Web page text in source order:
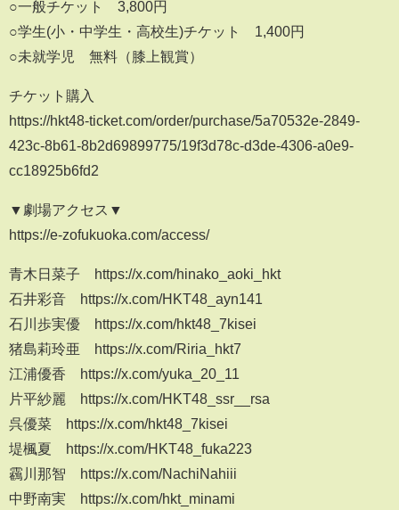
○一般チケット 3,800円
○学生(小・中学生・高校生)チケット 1,400円
○未就学児 無料（膝上観賞）
チケット購入
https://hkt48-ticket.com/order/purchase/5a70532e-2849-
423c-8b61-8b2d69899775/19f3d78c-d3de-4306-a0e9-
cc18925b6fd2
▼劇場アクセス▼
https://e-zofukuoka.com/access/
青木日菜子 https://x.com/hinako_aoki_hkt
石井彩音 https://x.com/HKT48_ayn141
石川歩実優 https://x.com/hkt48_7kisei
猪島莉玲亜 https://x.com/Riria_hkt7
江浦優香 https://x.com/yuka_20_11
片平紗麗 https://x.com/HKT48_ssr__rsa
呉優菜 https://x.com/hkt48_7kisei
堤楓夏 https://x.com/HKT48_fuka223
靏川那智 https://x.com/NachiNahiii
中野南実 https://x.com/hkt_minami